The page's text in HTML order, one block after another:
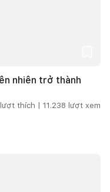
nhiên trở thành
lượt thích | 11.238 lượt xem